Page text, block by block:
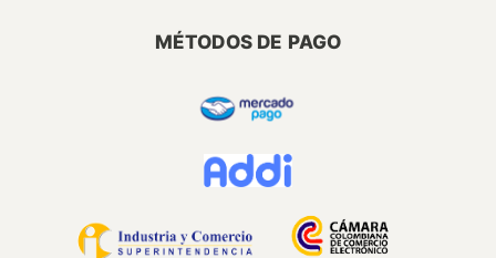
MÉTODOS DE PAGO